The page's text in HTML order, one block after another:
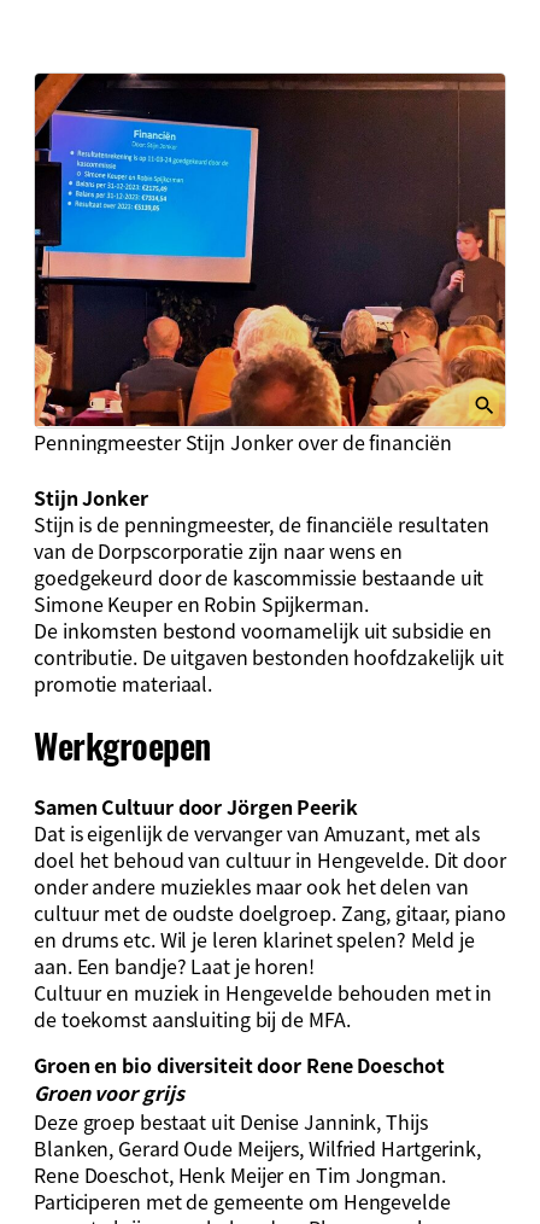
Penningmeester Stijn Jonker over de financiën
Stijn Jonker
Stijn is de penningmeester, de financiële resultaten
van de Dorpscorporatie zijn naar wens en
goedgekeurd door de kascommissie bestaande uit
Simone Keuper en Robin Spijkerman.
De inkomsten bestond voornamelijk uit subsidie en
contributie. De uitgaven bestonden hoofdzakelijk uit
promotie materiaal.
Werkgroepen
Samen Cultuur door Jörgen Peerik
Dat is eigenlijk de vervanger van Amuzant, met als
doel het behoud van cultuur in Hengevelde. Dit door
onder andere muziekles maar ook het delen van
cultuur met de oudste doelgroep. Zang, gitaar, piano
en drums etc. Wil je leren klarinet spelen? Meld je
aan. Een bandje? Laat je horen!
Cultuur en muziek in Hengevelde behouden met in
de toekomst aansluiting bij de MFA.
Groen en bio diversiteit door Rene Doeschot
Groen voor grijs
Deze groep bestaat uit Denise Jannink, Thijs
Blanken, Gerard Oude Meijers, Wilfried Hartgerink,
Rene Doeschot, Henk Meijer en Tim Jongman.
Participeren met de gemeente om Hengevelde